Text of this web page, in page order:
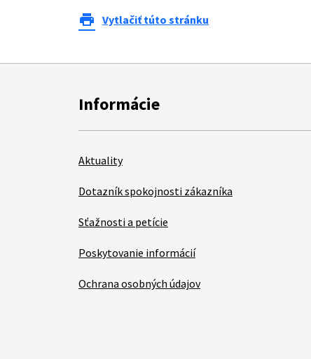
print Vytlačiť túto stránku
Informácie
Aktuality
Dotazník spokojnosti zákazníka
Sťažnosti a petície
Poskytovanie informácií
Ochrana osobných údajov